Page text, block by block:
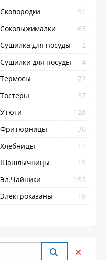
Сковородки
91
Соковыжималки
63
Сушилка для посуды
2
Сушилки для посуды
4
Термосы
72
Тостеры
37
Утюги
128
Фритюрницы
30
Хлебницы
11
Шашлычницы
19
Эл.Чайники
153
Электроказаны
19